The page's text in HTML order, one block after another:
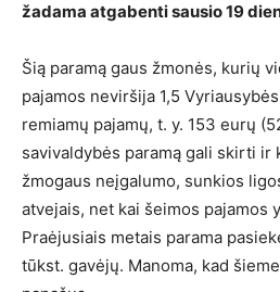
žadama atgabenti sausio 19
Šią paramą gaus žmonės, kurių
pajamos neviršija 1,5
remiamų pajamų, t. y. 153 eurų
savivaldybės paramą gali skirti ir
žmogaus neįgalumo, sunkios
atvejais, net kai šeimos pajamos
Praėjusiais metais parama
tūkst. gavėjų. Manoma, kad